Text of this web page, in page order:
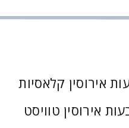
אירוסין קלאסיות
אירוסין טוויסט